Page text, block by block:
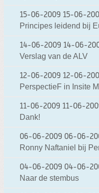
15-06-2009 15-06-
Principes leidend bij
14-06-2009 14-06-
Verslag van de ALV
12-06-2009 12-06-
PerspectieF in Insite
11-06-2009 11-06-
Dank!
06-06-2009 06-06-
Ronny Naftaniel bij
04-06-2009 04-06-
Naar de stembus